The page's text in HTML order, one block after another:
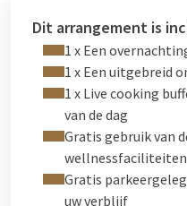
Dit arrangement is
1 x Een
1 x Een uitgebreid
1 x Live cooking
van de dag
Gratis gebruik van
wellnessfaciliteiten
Gratis
uw verblijf